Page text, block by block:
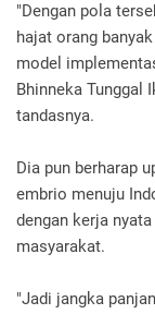
"Dengan pola
hajat orang
model
Bhinneka Tunggal
tandasnya.
Dia pun berharap
embrio menuju
dengan kerja
masyarakat.
"Jadi jangka